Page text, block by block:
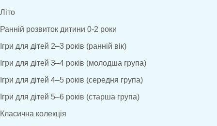
Літо
Ранній розвиток дитини 0-2 роки
Ігри для дітей 2–3 років (ранній вік)
Ігри для дітей 3–4 років (молодша група)
Ігри для дітей 4–5 років (середня група)
Ігри для дітей 5–6 років (старша група)
Класична колекція